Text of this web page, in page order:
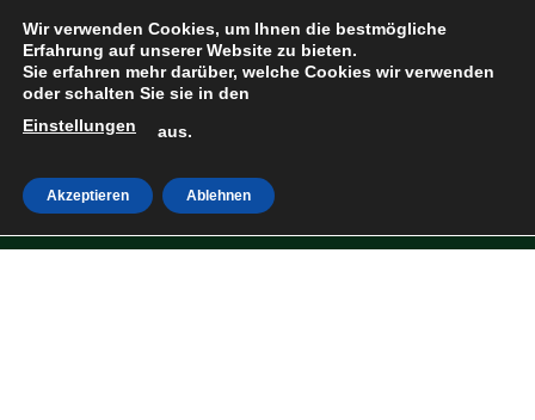
Inhalt
springen
HOME
Wir verwenden Cookies, um Ihnen die bestmögliche
Erfahrung auf unserer Website zu bieten.
Sie erfahren mehr darüber, welche Cookies wir verwenden
oder schalten Sie sie in den
Einstellungen
aus.
Akzeptieren Ablehnen